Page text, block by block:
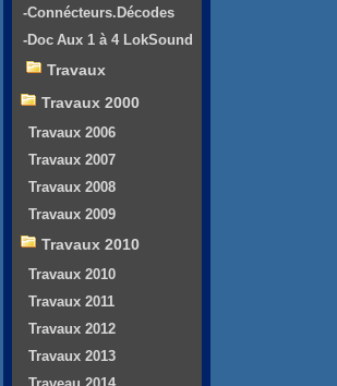
-Connécteurs.Décodes
-Doc Aux 1 à 4 LokSound
Travaux
Travaux 2000
Travaux 2006
Travaux 2007
Travaux 2008
Travaux 2009
Travaux 2010
Travaux 2010
Travaux 2011
Travaux 2012
Travaux 2013